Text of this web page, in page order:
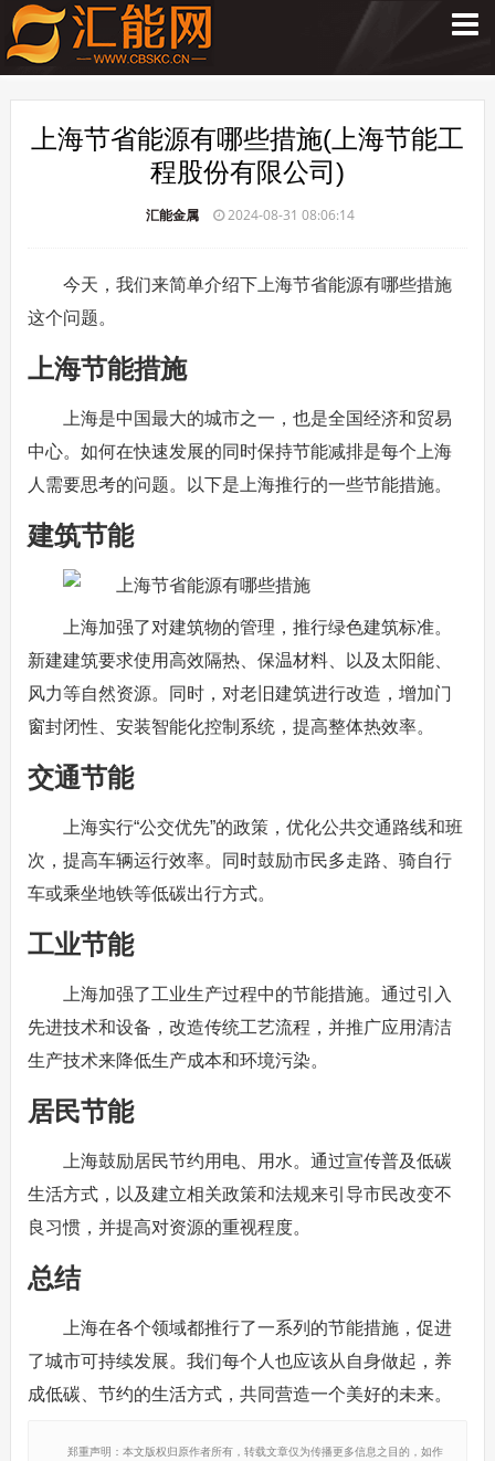
上海节省能源有哪些措施(上海节能工
程股份有限公司)
汇能金属 2024-08-31 08:06:14
今天，我们来简单介绍下上海节省能源有哪些措施
这个问题。
上海节能措施
上海是中国最大的城市之一，也是全国经济和贸易
中心。如何在快速发展的同时保持节能减排是每个上海
人需要思考的问题。以下是上海推行的一些节能措施。
建筑节能
上海加强了对建筑物的管理，推行绿色建筑标准。
新建建筑要求使用高效隔热、保温材料、以及太阳能、
风力等自然资源。同时，对老旧建筑进行改造，增加门
窗封闭性、安装智能化控制系统，提高整体热效率。
交通节能
上海实行“公交优先”的政策，优化公共交通路线和班
次，提高车辆运行效率。同时鼓励市民多走路、骑自行
车或乘坐地铁等低碳出行方式。
工业节能
上海加强了工业生产过程中的节能措施。通过引入
先进技术和设备，改造传统工艺流程，并推广应用清洁
生产技术来降低生产成本和环境污染。
居民节能
上海鼓励居民节约用电、用水。通过宣传普及低碳
生活方式，以及建立相关政策和法规来引导市民改变不
良习惯，并提高对资源的重视程度。
总结
上海在各个领域都推行了一系列的节能措施，促进
了城市可持续发展。我们每个人也应该从自身做起，养
成低碳、节约的生活方式，共同营造一个美好的未来。
郑重声明：本文版权归原作者所有，转载文章仅为传播更多信息之目的，如作